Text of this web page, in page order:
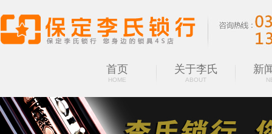
首页
HOME
关于李氏
ABOUT
新